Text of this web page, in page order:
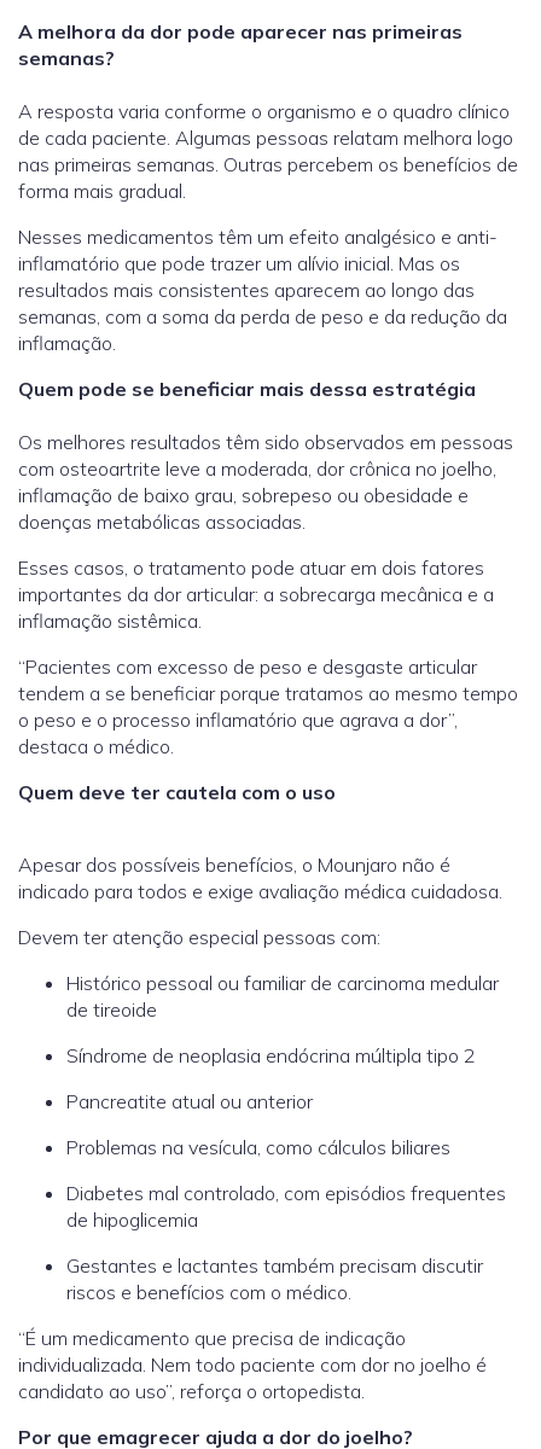
A melhora da dor pode aparecer nas primeiras
semanas?
A resposta varia conforme o organismo e o quadro clínico
de cada paciente. Algumas pessoas relatam melhora logo
nas primeiras semanas. Outras percebem os benefícios de
forma mais gradual.
Nesses medicamentos têm um efeito analgésico e anti-
inflamatório que pode trazer um alívio inicial. Mas os
resultados mais consistentes aparecem ao longo das
semanas, com a soma da perda de peso e da redução da
inflamação.
Quem pode se beneficiar mais dessa estratégia
Os melhores resultados têm sido observados em pessoas
com osteoartrite leve a moderada, dor crônica no joelho,
inflamação de baixo grau, sobrepeso ou obesidade e
doenças metabólicas associadas.
Esses casos, o tratamento pode atuar em dois fatores
importantes da dor articular: a sobrecarga mecânica e a
inflamação sistêmica.
“Pacientes com excesso de peso e desgaste articular
tendem a se beneficiar porque tratamos ao mesmo tempo
o peso e o processo inflamatório que agrava a dor”,
destaca o médico.
Quem deve ter cautela com o uso
Apesar dos possíveis benefícios, o Mounjaro não é
indicado para todos e exige avaliação médica cuidadosa.
Devem ter atenção especial pessoas com:
Histórico pessoal ou familiar de carcinoma medular
de tireoide
Síndrome de neoplasia endócrina múltipla tipo 2
Pancreatite atual ou anterior
Problemas na vesícula, como cálculos biliares
Diabetes mal controlado, com episódios frequentes
de hipoglicemia
Gestantes e lactantes também precisam discutir
riscos e benefícios com o médico.
“É um medicamento que precisa de indicação
individualizada. Nem todo paciente com dor no joelho é
candidato ao uso”, reforça o ortopedista.
Por que emagrecer ajuda a dor do joelho?